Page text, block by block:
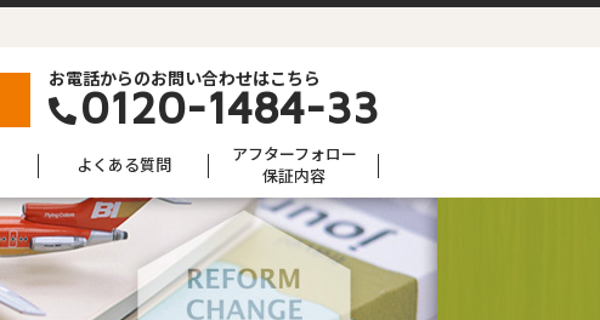
お電話からのお問い合わせはこちら
0120-1484-33
よくある質問
アフターフォロー
保証内容